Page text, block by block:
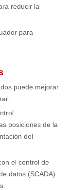
reducir la
para
puede mejorar
posiciones de la
del
el control de
datos (SCADA)